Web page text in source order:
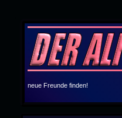
neue Freunde finden!